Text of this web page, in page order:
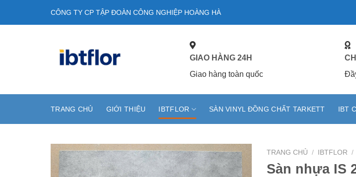
CÔNG TY CP TẬP ĐOÀN CÔNG NGHIỆP HOÀNG HÀ
GIAO HÀNG 24H
Giao hàng toàn quốc
TRANG CHỦ GIỚI THIỆU IBTFLOR SÀN VINYL ĐỒNG CHẤT TARKETT IBT
TRANG CHỦ / IBTFLOR /
Sàn nhựa IS